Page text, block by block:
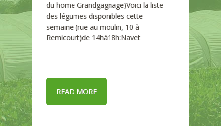
du home Grandgagnage)Voici la liste
des légumes disponibles cette
semaine (rue au moulin, 10 à
Remicourt)de 14hà18h:Navet
READ MORE